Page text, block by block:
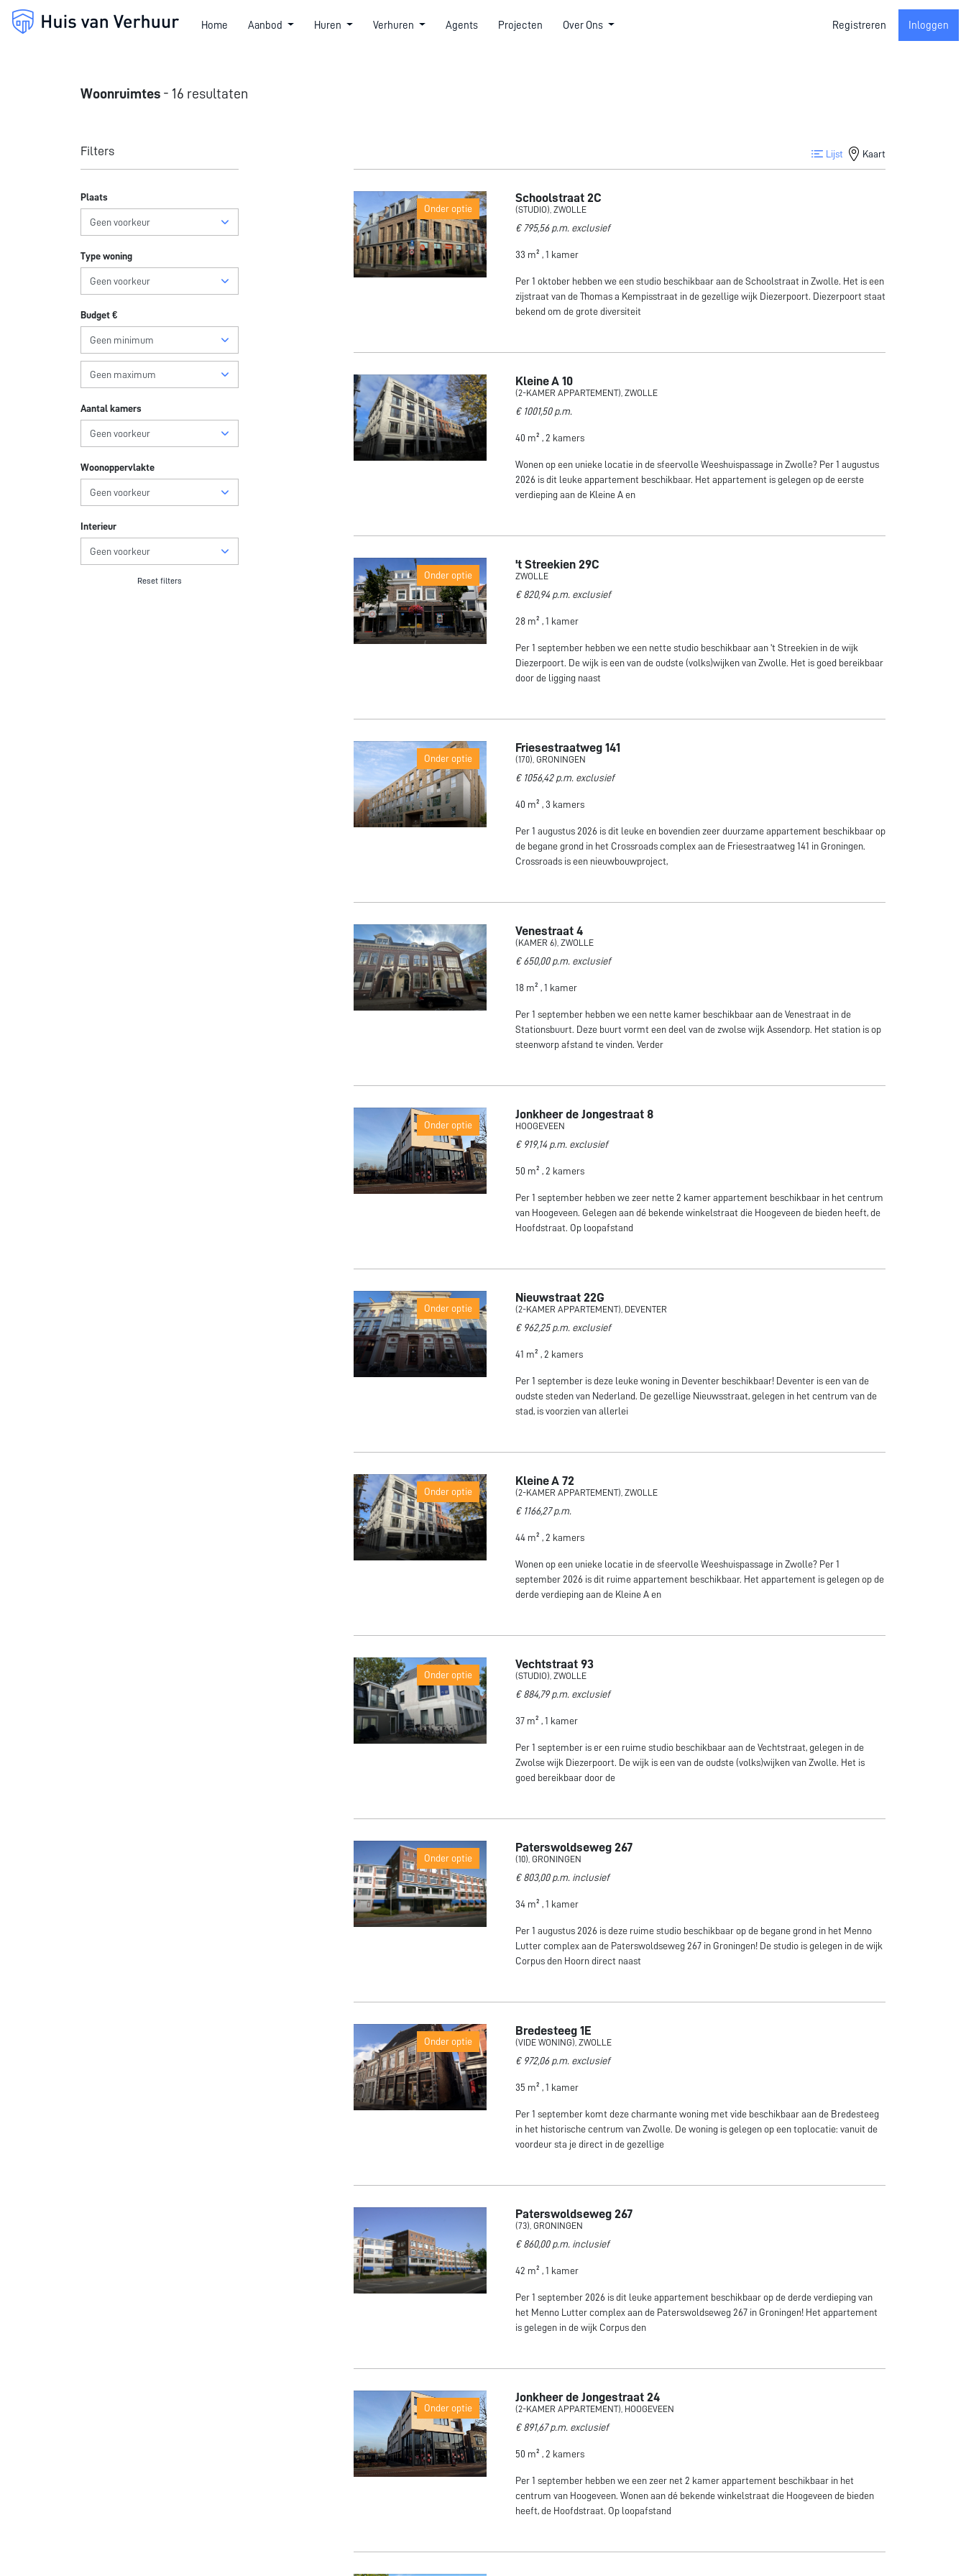
Registreren Inloggen
Home Aanbod Huren Verhuren Agents Projecten Over Ons
Woonruimtes - 16 resultaten
Filters
Plaats
Type woning
Budget €
Aantal kamers
Woonoppervlakte
Interieur
Reset filters
Lijst Kaart
Onder optie
Schoolstraat 2C
(STUDIO), ZWOLLE
€ 795,56 p.m. exclusief
33 m² , 1 kamer
Per 1 oktober hebben we een studio beschikbaar aan de Schoolstraat in Zwolle. Het is een
zijstraat van de Thomas a Kempisstraat in de gezellige wijk Diezerpoort. Diezerpoort staat
bekend om de grote diversiteit
Kleine A 10
(2-KAMER APPARTEMENT), ZWOLLE
€ 1001,50 p.m.
40 m² , 2 kamers
Wonen op een unieke locatie in de sfeervolle Weeshuispassage in Zwolle? Per 1 augustus
2026 is dit leuke appartement beschikbaar. Het appartement is gelegen op de eerste
verdieping aan de Kleine A en
Onder optie
't Streekien 29C
ZWOLLE
€ 820,94 p.m. exclusief
28 m² , 1 kamer
Per 1 september hebben we een nette studio beschikbaar aan 't Streekien in de wijk
Diezerpoort. De wijk is een van de oudste (volks)wijken van Zwolle. Het is goed bereikbaar
door de ligging naast
Onder optie
Friesestraatweg 141
(170), GRONINGEN
€ 1056,42 p.m. exclusief
40 m² , 3 kamers
Per 1 augustus 2026 is dit leuke en bovendien zeer duurzame appartement beschikbaar op
de begane grond in het Crossroads complex aan de Friesestraatweg 141 in Groningen.
Crossroads is een nieuwbouwproject,
Venestraat 4
(KAMER 6), ZWOLLE
€ 650,00 p.m. exclusief
18 m² , 1 kamer
Per 1 september hebben we een nette kamer beschikbaar aan de Venestraat in de
Stationsbuurt. Deze buurt vormt een deel van de zwolse wijk Assendorp. Het station is op
steenworp afstand te vinden. Verder
Onder optie
Jonkheer de Jongestraat 8
HOOGEVEEN
€ 919,14 p.m. exclusief
50 m² , 2 kamers
Per 1 september hebben we zeer nette 2 kamer appartement beschikbaar in het centrum
van Hoogeveen. Gelegen aan dé bekende winkelstraat die Hoogeveen de bieden heeft, de
Hoofdstraat. Op loopafstand
Onder optie
Nieuwstraat 22G
(2-KAMER APPARTEMENT), DEVENTER
€ 962,25 p.m. exclusief
41 m² , 2 kamers
Per 1 september is deze leuke woning in Deventer beschikbaar! Deventer is een van de
oudste steden van Nederland. De gezellige Nieuwsstraat, gelegen in het centrum van de
stad, is voorzien van allerlei
Onder optie
Kleine A 72
(2-KAMER APPARTEMENT), ZWOLLE
€ 1166,27 p.m.
44 m² , 2 kamers
Wonen op een unieke locatie in de sfeervolle Weeshuispassage in Zwolle? Per 1
september 2026 is dit ruime appartement beschikbaar. Het appartement is gelegen op de
derde verdieping aan de Kleine A en
Onder optie
Vechtstraat 93
(STUDIO), ZWOLLE
€ 884,79 p.m. exclusief
37 m² , 1 kamer
Per 1 september is er een ruime studio beschikbaar aan de Vechtstraat, gelegen in de
Zwolse wijk Diezerpoort. De wijk is een van de oudste (volks)wijken van Zwolle. Het is
goed bereikbaar door de
Onder optie
Paterswoldseweg 267
(10), GRONINGEN
€ 803,00 p.m. inclusief
34 m² , 1 kamer
Per 1 augustus 2026 is deze ruime studio beschikbaar op de begane grond in het Menno
Lutter complex aan de Paterswoldseweg 267 in Groningen! De studio is gelegen in de wijk
Corpus den Hoorn direct naast
Onder optie
Bredesteeg 1E
(VIDE WONING), ZWOLLE
€ 972,06 p.m. exclusief
35 m² , 1 kamer
Per 1 september komt deze charmante woning met vide beschikbaar aan de Bredesteeg
in het historische centrum van Zwolle. De woning is gelegen op een toplocatie: vanuit de
voordeur sta je direct in de gezellige
Paterswoldseweg 267
(73), GRONINGEN
€ 860,00 p.m. inclusief
42 m² , 1 kamer
Per 1 september 2026 is dit leuke appartement beschikbaar op de derde verdieping van
het Menno Lutter complex aan de Paterswoldseweg 267 in Groningen! Het appartement
is gelegen in de wijk Corpus den
Onder optie
Jonkheer de Jongestraat 24
(2-KAMER APPARTEMENT), HOOGEVEEN
€ 891,67 p.m. exclusief
50 m² , 2 kamers
Per 1 september hebben we een zeer net 2 kamer appartement beschikbaar in het
centrum van Hoogeveen. Wonen aan dé bekende winkelstraat die Hoogeveen de bieden
heeft, de Hoofdstraat. Op loopafstand